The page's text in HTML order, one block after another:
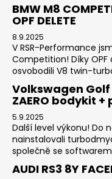
BMW M8
OPF DELETE
8.9.2025
V RSR-Performance
Competition! Díky
osvobodili V8 twin-
Volkswagen Golf
ZAERO bodykit
5.9.2025
Další level výkonu! Do
nainstalovali
společně se
AUDI RS3 8Y